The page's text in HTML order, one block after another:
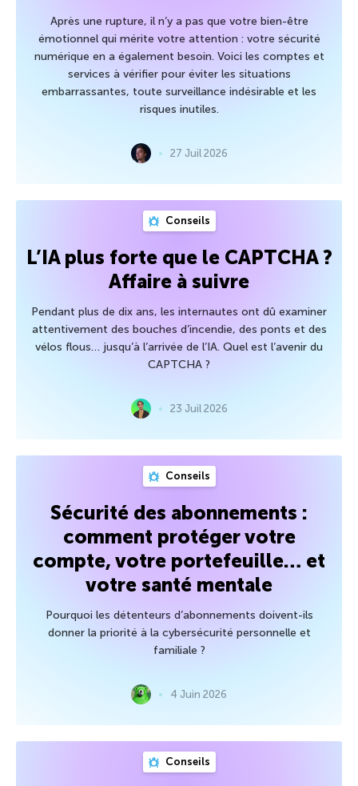
Après une rupture, il n’y a pas que votre bien-être
émotionnel qui mérite votre attention : votre sécurité
numérique en a également besoin. Voici les comptes et
services à vérifier pour éviter les situations
embarrassantes, toute surveillance indésirable et les
risques inutiles.
27 Juil 2026
Conseils
L’IA plus forte que le CAPTCHA ?
Affaire à suivre
Pendant plus de dix ans, les internautes ont dû examiner
attentivement des bouches d’incendie, des ponts et des
vélos flous… jusqu’à l’arrivée de l’IA. Quel est l’avenir du
CAPTCHA ?
23 Juil 2026
Conseils
Sécurité des abonnements :
comment protéger votre
compte, votre portefeuille… et
votre santé mentale
Pourquoi les détenteurs d’abonnements doivent-ils
donner la priorité à la cybersécurité personnelle et
familiale ?
4 Juin 2026
Conseils